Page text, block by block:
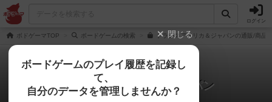
ログイン
ボドゲーマTOP ボードゲームの検索 トランスアメリカ＆ジャパンの通販/商品
トランスアメリカ＆ジャパン
1件のルール/インスト
閉じる
ボードゲームのプレイ履歴を記録し
て、
自分のデータを管理しませんか？